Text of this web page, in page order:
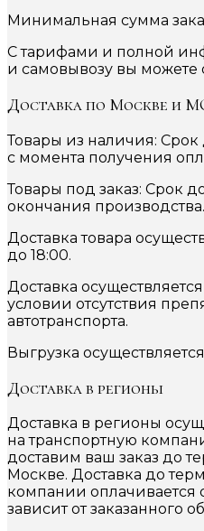
Минимальная сумма
С тарифами и полной
и самовывозу вы можете
Доставка по Москве и
Товары из наличия: Срок
с момента получения
Товары под заказ: Срок
окончания производства.
Доставка товара
до 18:00.
Доставка
условии отсутствия
автотранспорта.
Выгрузка
Доставка в регионы
Доставка в регионы
на транспортную
доставим ваш заказ до
Москве. Доставка до
компании оплачивается
зависит от заказанного